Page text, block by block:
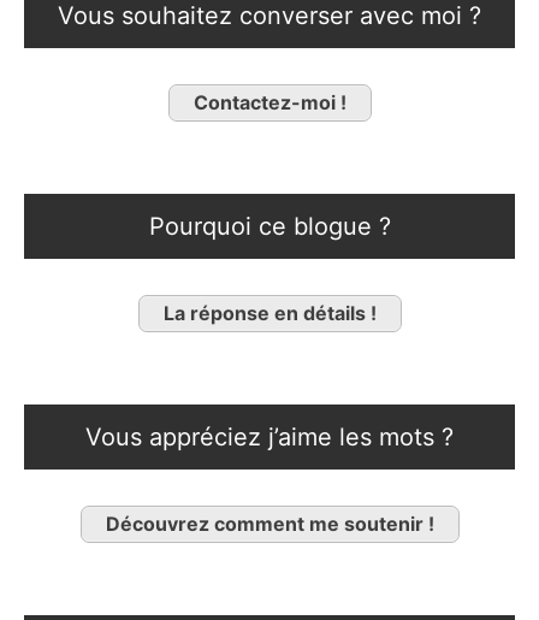
Vous souhaitez converser avec moi ?
Contactez-moi !
Pourquoi ce blogue ?
La réponse en détails !
Vous appréciez j’aime les mots ?
Découvrez comment me soutenir !